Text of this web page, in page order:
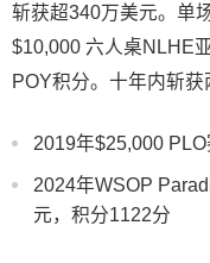
斩获超340万美元。单
$10,000 六人桌NLHE
POY积分。十年内斩获
2019年$25,000
2024年WSOP
元，积分1122分